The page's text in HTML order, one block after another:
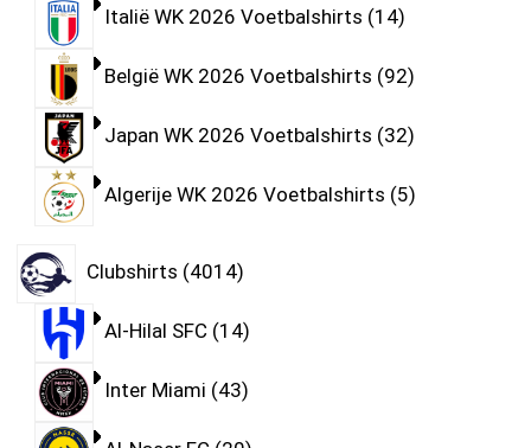
Italië WK 2026 Voetbalshirts 14
België WK 2026 Voetbalshirts 92
Japan WK 2026 Voetbalshirts 32
Algerije WK 2026 Voetbalshirts 5
Clubshirts 4014
Al-Hilal SFC 14
Inter Miami 43